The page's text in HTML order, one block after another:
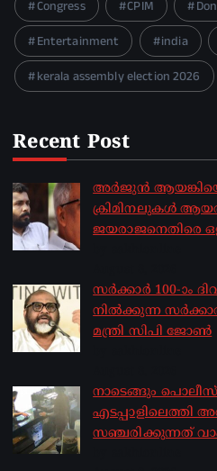
Congress CPIM
Entertainment
india
kerala assembly election 2026
Recent Post
അർജുൻ
ക്രിമിനലുകൾ
ജയരാജനെതിരെ
സർക്കാർ 100-ാം
നിൽക്കുന്ന
മന്ത്രി സിപി ജോൺ
നാടെങ്ങും
എടപ്പാളിലെത്തി
സഞ്ചരിക്കുന്നത്